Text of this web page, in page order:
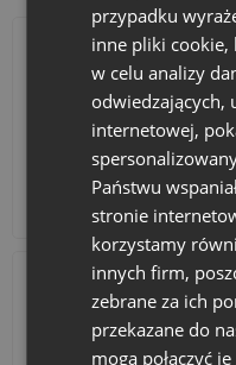
Kalendarze adwentowe
przypadku
inne pliki cookie,
w celu analizy
odwiedzających,
internetowej,
Państwu
stronie
korzystamy
innych firm,
zebrane za ich
przekazane do
mogą połączyć